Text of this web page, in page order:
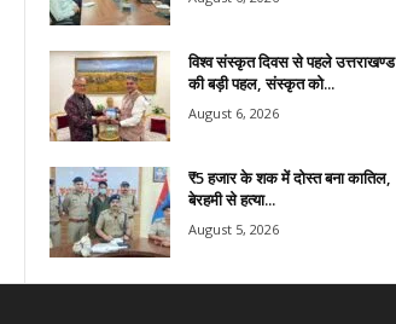
विश्व संस्कृत दिवस से पहले उत्तराखण्ड
की बड़ी पहल, संस्कृत को...
August 6, 2026
₹5 हजार के शक में दोस्त बना कातिल,
बेरहमी से हत्या...
August 5, 2026